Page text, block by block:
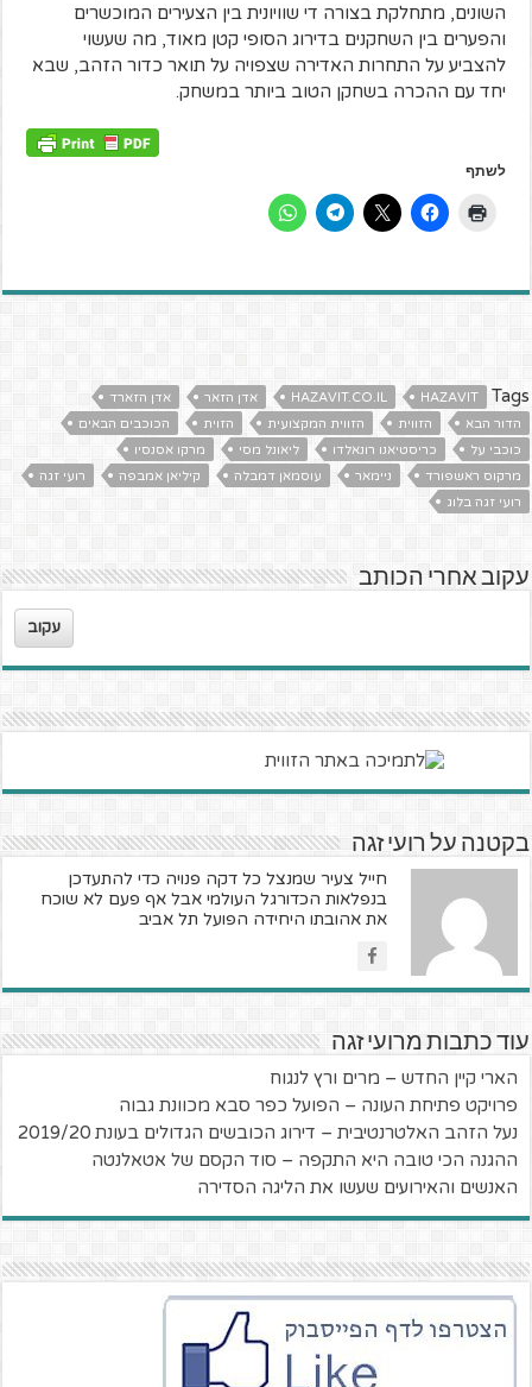
השונים, מתחלקת בצורה די שוויונית בין הצעירים המוכשרים
והפערים בין השחקנים בדירוג הסופי קטן מאוד, מה שעשוי
להצביע על התחרות האדירה שצפויה על תואר כדור הזהב, שבא
יחד עם ההכרה בשחקן הטוב ביותר במשחק.
לשתף
Tags
HAZAVIT
HAZAVIT.CO.IL אדן הזאר
אדן הזארד
הדור הבא
הזווית הזווית המקצועית הזוית
הכוכבים הבאים
כוכבי על
כריסטיאנו רונאלדו ליאונל מסי
מרקו אסנסיו
מרקוס ראשפורד
ניימאר עוסמאן דמבלה קיליאן אמבפה
רועי זגה
רועי זגה בלוג
עקוב אחרי הכותב
עקוב
בקטנה על רועי זגה
חייל צעיר שמנצל כל דקה פנויה כדי להתעדכן
בנפלאות הכדורגל העולמי אבל אף פעם לא שוכח
את אהובתו היחידה הפועל תל אביב
עוד כתבות מרועי זגה
הארי קיין החדש – מרים ורץ לנגוח
פרויקט פתיחת העונה – הפועל כפר סבא מכוונת גבוה
נעל הזהב האלטרנטיבית – דירוג הכובשים הגדולים בעונת 2019/20
ההגנה הכי טובה היא התקפה – סוד הקסם של אטאלנטה
האנשים והאירועים שעשו את הליגה הסדירה